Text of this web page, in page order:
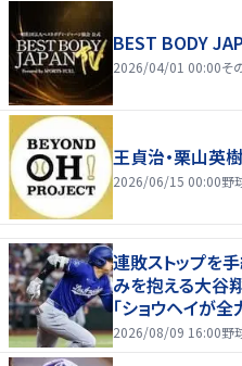
BEST BODY
2026/04/01 00:00そ
王貞治・栗山英
2026/06/15 00:00野
連敗ストップを
みを抱える大谷
「ショウヘイが
大きかった」
2026/08/09 16:00野